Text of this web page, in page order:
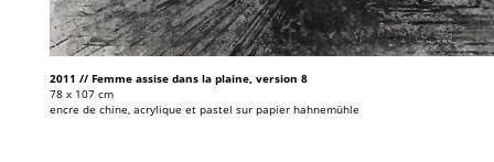
2011 // Femme assise dans la plaine, version 8
78 x 107 cm
encre de chine, acrylique et pastel sur papier hahnemühle